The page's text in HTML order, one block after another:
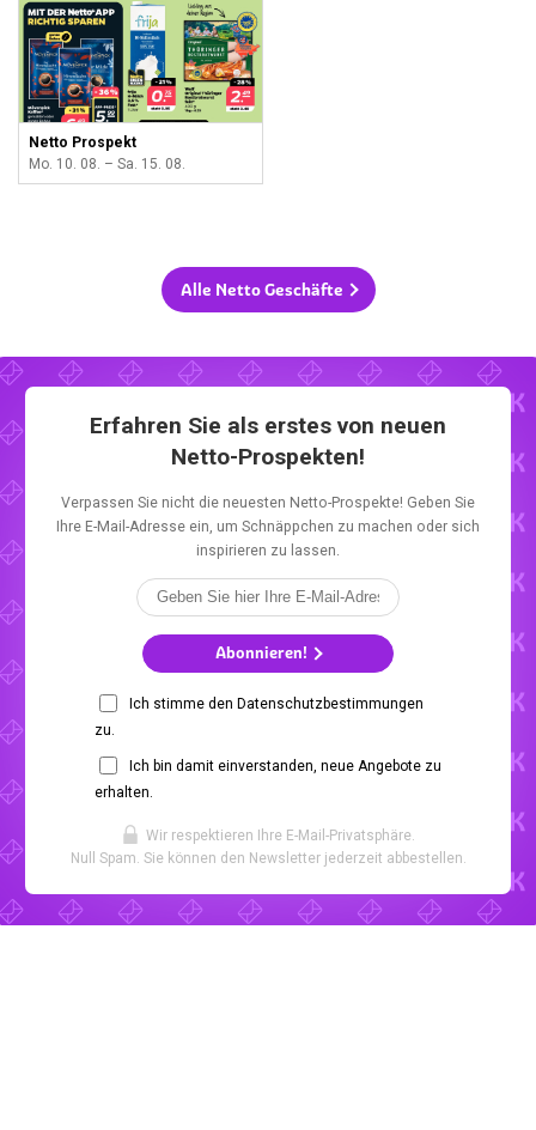
Netto Prospekt
Mo. 10. 08. – Sa. 15. 08.
Alle Netto Geschäfte
Erfahren Sie als erstes von neuen
Netto-Prospekten!
Verpassen Sie nicht die neuesten Netto-Prospekte! Geben Sie
Ihre E-Mail-Adresse ein, um Schnäppchen zu machen oder sich
inspirieren zu lassen.
Abonnieren!
Ich stimme den Datenschutzbestimmungen
zu.
Ich bin damit einverstanden, neue Angebote zu
erhalten.
Wir respektieren Ihre E-Mail-Privatsphäre.
Null Spam. Sie können den Newsletter jederzeit abbestellen.